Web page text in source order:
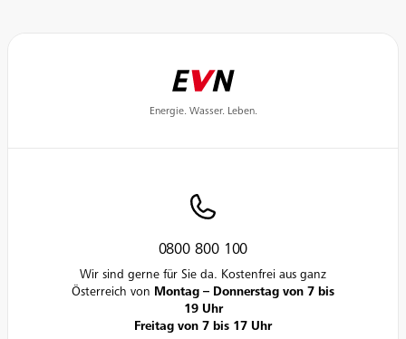
Energie. Wasser. Leben.
0800 800 100
Wir sind gerne für Sie da. Kostenfrei aus ganz
Österreich von Montag – Donnerstag von 7 bis
19 Uhr
Freitag von 7 bis 17 Uhr